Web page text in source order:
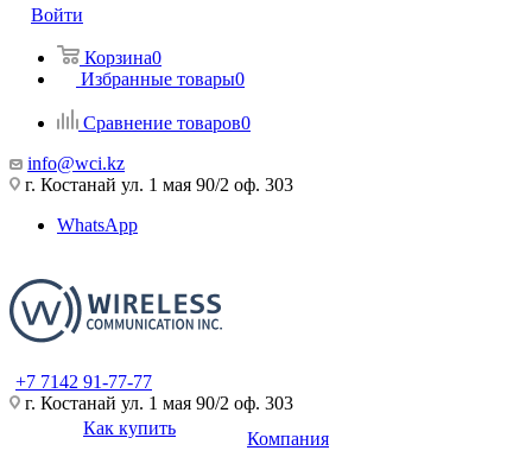
Войти
Корзина0
Избранные товары0
Сравнение товаров0
info@wci.kz
г. Костанай ул. 1 мая 90/2 оф. 303
WhatsApp
+7 7142 91-77-77
г. Костанай ул. 1 мая 90/2 оф. 303
Как купить
Компания